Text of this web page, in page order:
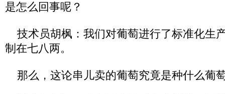
是怎么回事呢？
技术员胡枫：我们对葡萄进行了标准化生
制在七八两。
那么，这论串儿卖的葡萄究竟是种什么葡